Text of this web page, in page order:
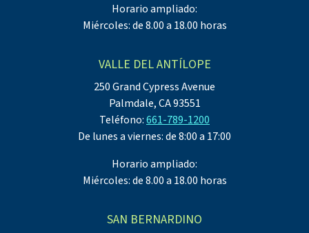
Horario ampliado:
Miércoles: de 8.00 a 18.00 horas
VALLE DEL ANTÍLOPE
250 Grand Cypress Avenue
Palmdale, CA 93551
Teléfono:661-789-1200
De lunes a viernes: de 8:00 a 17:00
Horario ampliado:
Miércoles: de 8.00 a 18.00 horas
SAN BERNARDINO